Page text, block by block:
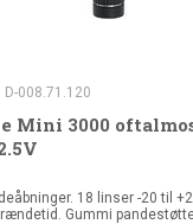
D-008.71.120
Mini 3000
18 linser -20 til
Gummi